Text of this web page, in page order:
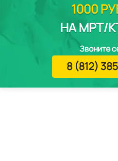
1000
НА МРТ/
Звоните
8 (812)